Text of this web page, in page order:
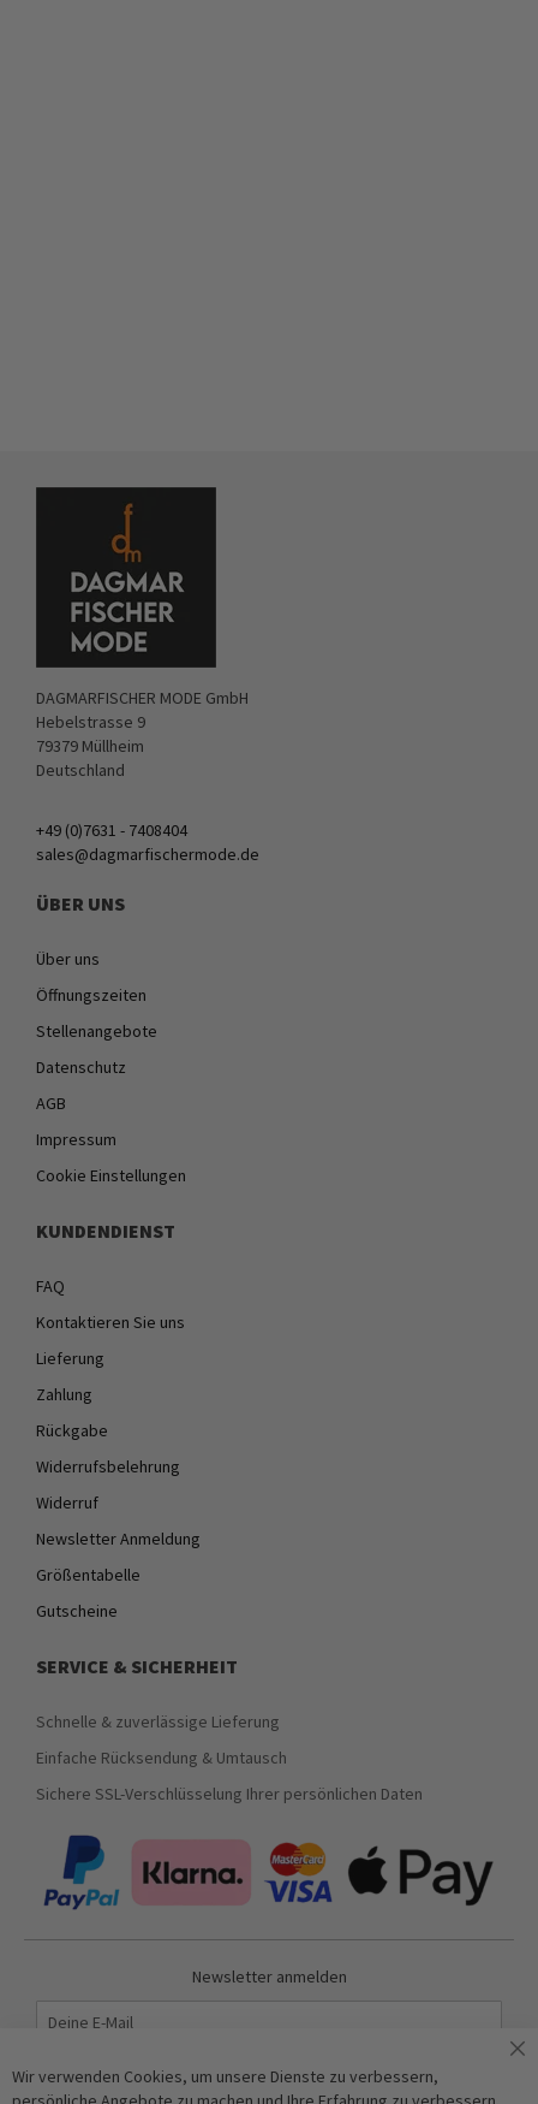
DAGMARFISCHER MODE GmbH
Hebelstrasse 9
79379 Müllheim
Deutschland
+49 (0)7631 - 7408404
sales@dagmarfischermode.de
ÜBER UNS
Über uns
Öffnungszeiten
Stellenangebote
Datenschutz
AGB
Impressum
Cookie Einstellungen
KUNDENDIENST
FAQ
Kontaktieren Sie uns
Lieferung
Zahlung
Rückgabe
Widerrufsbelehrung
Widerruf
Newsletter Anmeldung
Größentabelle
Gutscheine
SERVICE & SICHERHEIT
Schnelle & zuverlässige Lieferung
Einfache Rücksendung & Umtausch
Sichere SSL-Verschlüsselung Ihrer persönlichen Daten
Newsletter anmelden
Abonnieren
Wir verwenden Cookies, um unsere Dienste zu verbessern,